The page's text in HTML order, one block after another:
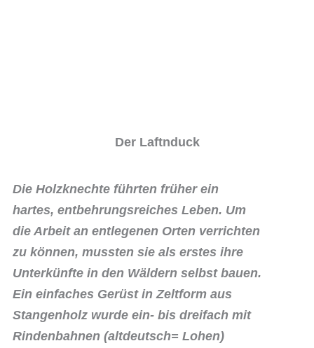
Der Laftnduck
Die Holzknechte führten früher ein
hartes, entbehrungsreiches Leben. Um
die Arbeit an entlegenen Orten verrichten
zu können, mussten sie als erstes ihre
Unterkünfte in den Wäldern selbst bauen.
Ein einfaches Gerüst in Zeltform aus
Stangenholz wurde ein- bis dreifach mit
Rindenbahnen (altdeutsch= Lohen)